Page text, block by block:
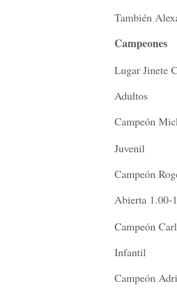
También
Campeones
Lugar Jinete
Adultos
Campeón
Juvenil
Campeón
Abierta 1.00-
Campeón
Infantil
Campeón